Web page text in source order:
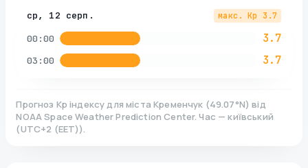
ср, 12 серп. макс. Kp 3.7
00:00 3.7
03:00 3.7
Прогноз Kp індексу для міста Кременчук (49.07°N)від
NOAA Space Weather Prediction Center. Час — київський
(UTC+2 (EET)).